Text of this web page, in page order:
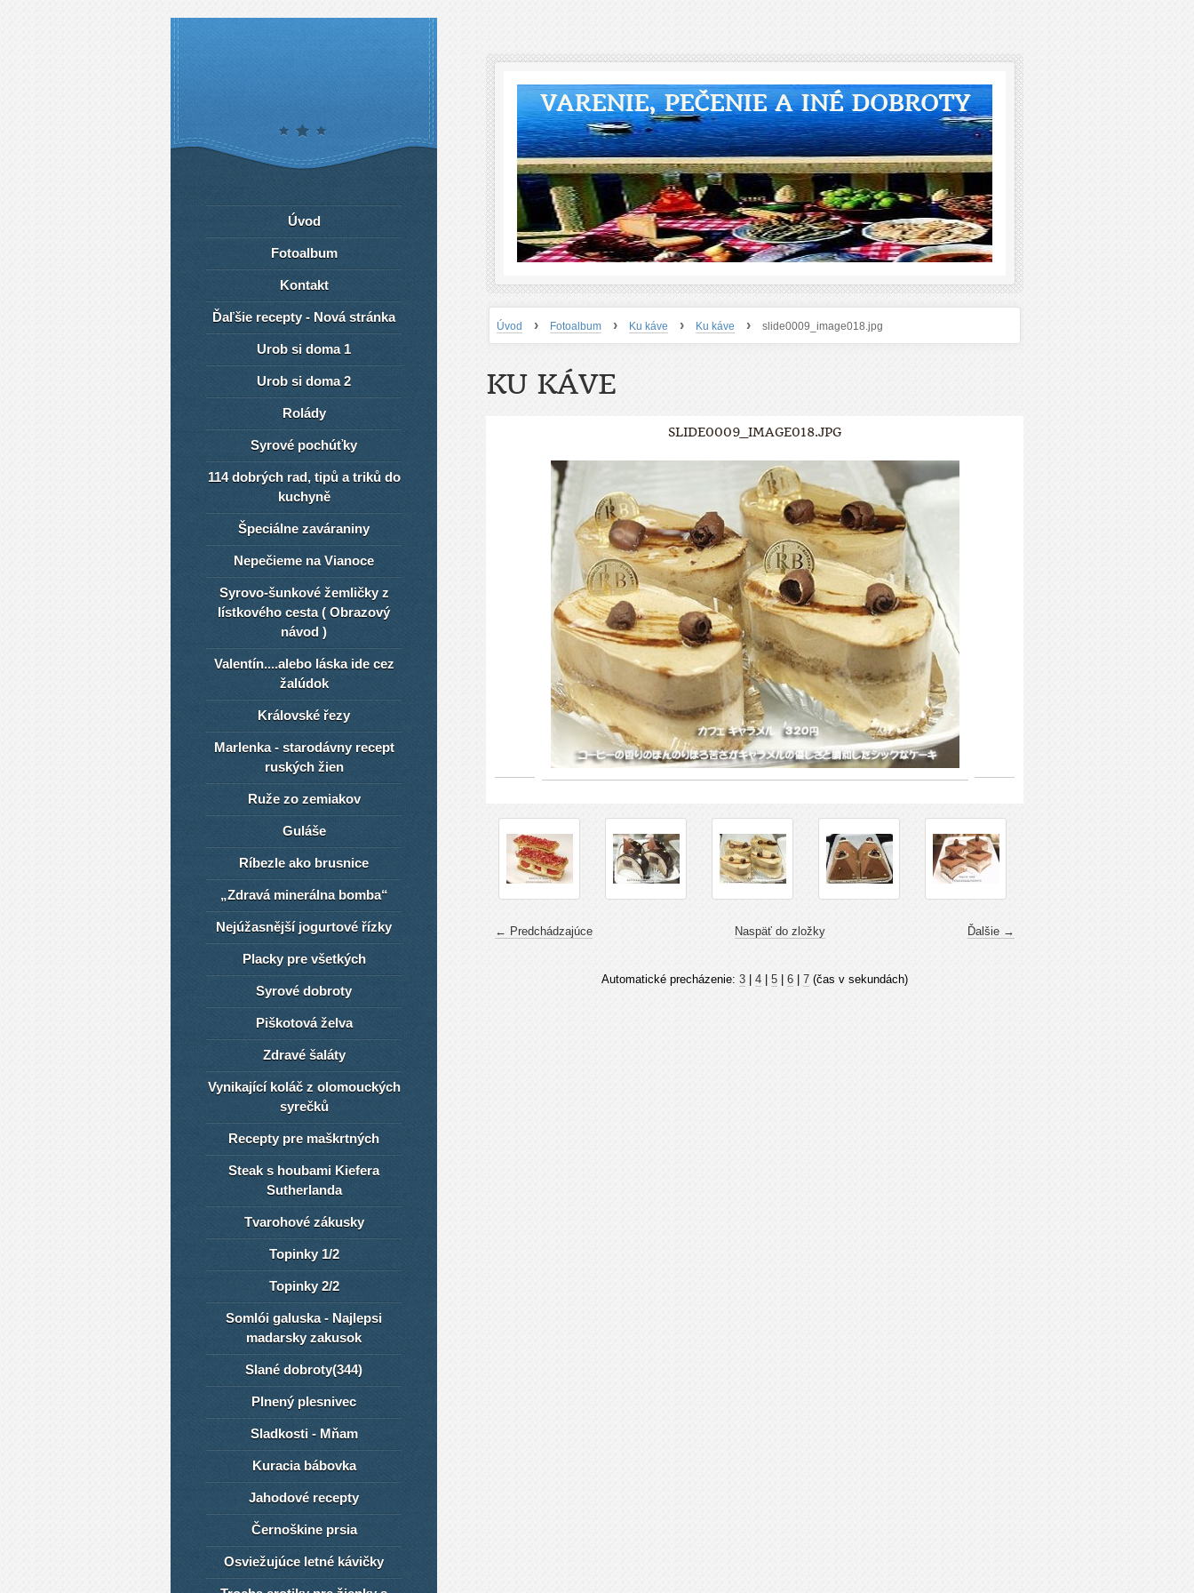
VARENIE, PEČENIE A INÉ DOBROTY
Úvod › Fotoalbum › Ku káve › Ku káve › slide0009_image018.jpg
KU KÁVE
SLIDE0009_IMAGE018.JPG
← Predchádzajúce Ďalšie →
Naspäť do zložky
Automatické precházenie: 3 4 5 6 7 (čas v sekundách)
Úvod
Fotoalbum
Kontakt
Ďaľšie recepty - Nová stránka
Urob si doma 1
Urob si doma 2
Rolády
Syrové pochúťky
114 dobrých rad, tipů a triků do
kuchyně
Špeciálne zaváraniny
Nepečieme na Vianoce
Syrovo-šunkové žemličky z
lístkového cesta ( Obrazový
návod )
Valentín....alebo láska ide cez
žalúdok
Královské řezy
Marlenka - starodávny recept
ruských žien
Ruže zo zemiakov
Guláše
Ríbezle ako brusnice
„Zdravá minerálna bomba“
Nejúžasnější jogurtové řízky
Placky pre všetkých
Syrové dobroty
Piškotová želva
Zdravé šaláty
Vynikající koláč z olomouckých
syrečků
Recepty pre maškrtných
Steak s houbami Kiefera
Sutherlanda
Tvarohové zákusky
Topinky 1/2
Topinky 2/2
Somlói galuska - Najlepsi
madarsky zakusok
Slané dobroty(344)
Plnený plesnivec
Sladkosti - Mňam
Kuracia bábovka
Jahodové recepty
Černoškine prsia
Osviežujúce letné kávičky